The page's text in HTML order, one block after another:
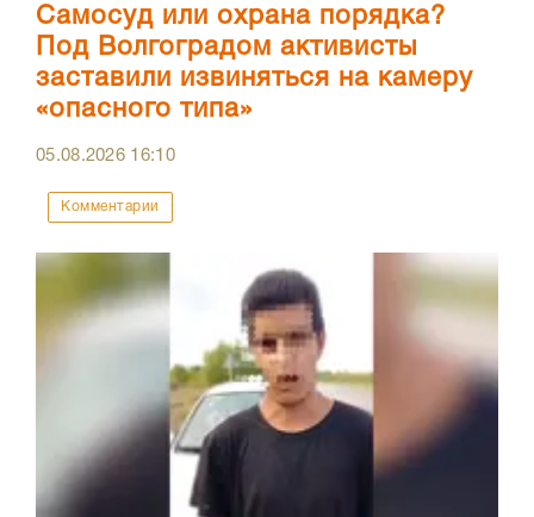
Самосуд или охрана порядка?
Под Волгоградом активисты
заставили извиняться на камеру
«опасного типа»
05.08.2026 16:10
Комментарии